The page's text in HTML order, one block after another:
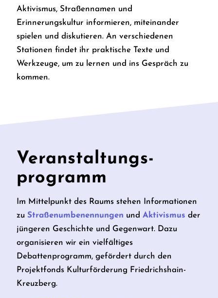
Aktivismus, Straßennamen und
Erinnerungskultur informieren, miteinander
spielen und diskutieren. An verschiedenen
Stationen findet ihr praktische Texte und
Werkzeuge, um zu lernen und ins Gespräch zu
kommen.
Veranstaltungs­
programm
Im Mittelpunkt des Raums stehen Informationen
zu Straßenumbenennungen und Aktivismus der
jüngeren Geschichte und Gegenwart. Dazu
organisieren wir ein vielfältiges
Debattenprogramm, gefördert durch den
Projektfonds Kulturförderung Friedrichshain-
Kreuzberg.